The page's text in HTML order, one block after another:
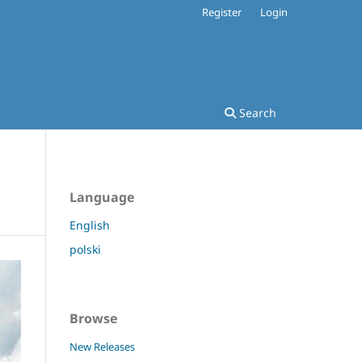
Search
Register Login
Language
English
polski
Browse
New Releases